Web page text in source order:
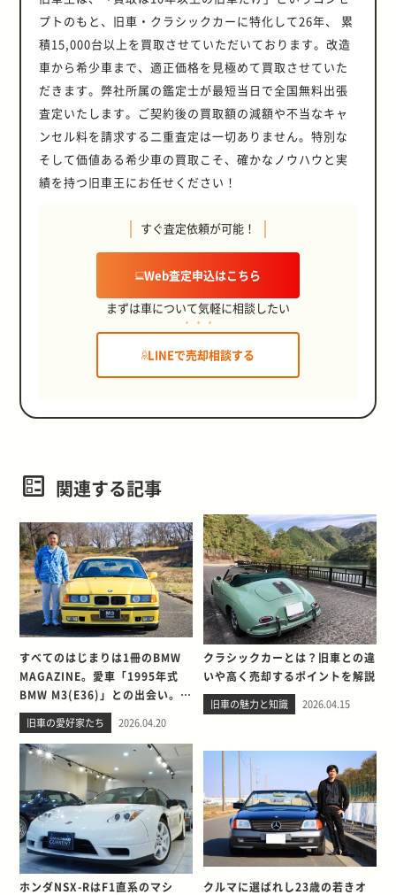
プトのもと、旧車・クラシックカーに特化して26年、 累
積15,000台以上を買取させていただいております。改造
車から希少車まで、適正価格を見極めて買取させていた
だきます。弊社所属の鑑定士が最短当日で全国無料出張
査定いたします。ご契約後の買取額の減額や不当なキャ
ンセル料を請求する二重査定は一切ありません。特別な
そして価値ある希少車の買取こそ、確かなノウハウと実
績を持つ旧車王にお任せください！
すぐ査定依頼が可能！
Web査定申込はこちら
まずは車について気軽に相談したい
LINEで売却相談する
関連する記事
すべてのはじまりは1冊のBMW
MAGAZINE。愛車「1995年式
BMW M3(E36)」との出会い。そ
して別れを考える
旧車の愛好家たち 2026.04.20
クラシックカーとは？旧車との違
いや高く売却するポイントを解説
旧車の魅力と知識 2026.04.15
ホンダNSX-RはF1直系のマシ
クルマに選ばれし23歳の若きオ